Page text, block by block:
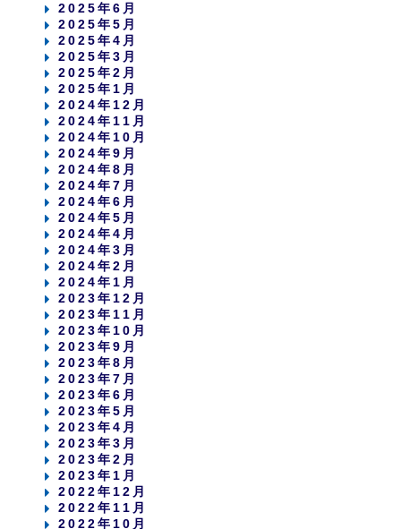
2025年6月
2025年5月
2025年4月
2025年3月
2025年2月
2025年1月
2024年12月
2024年11月
2024年10月
2024年9月
2024年8月
2024年7月
2024年6月
2024年5月
2024年4月
2024年3月
2024年2月
2024年1月
2023年12月
2023年11月
2023年10月
2023年9月
2023年8月
2023年7月
2023年6月
2023年5月
2023年4月
2023年3月
2023年2月
2023年1月
2022年12月
2022年11月
2022年10月